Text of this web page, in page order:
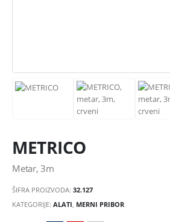
METRICO
Metar, 3m
ŠIFRA PROIZVODA: 32.127
KATEGORIJE: ALATI MERNI PRIBOR